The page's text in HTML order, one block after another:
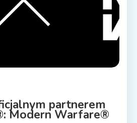
partnerem
Modern Warfare®